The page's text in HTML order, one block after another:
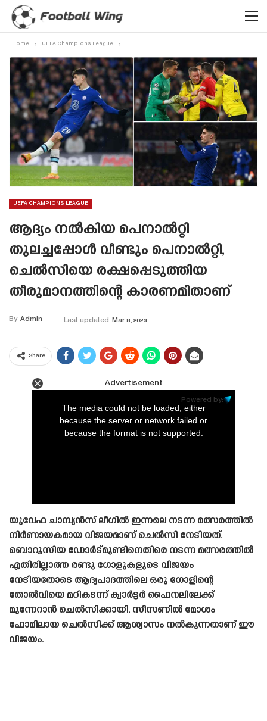
Home UEFA Champions League
UEFA CHAMPIONS LEAGUE
ആദ്യം നൽകിയ പെനാൽറ്റി
തുലച്ചപ്പോൾ വീണ്ടും പെനാൽറ്റി,
ചെൽസിയെ രക്ഷപ്പെടുത്തിയ
തീരുമാനത്തിന്റെ കാരണമിതാണ്
By Admin Last updated Mar 8, 2023
Share
Advertisement
Powered by:
The media could not be loaded, either
because the server or network failed or
because the format is not supported.
യുവേഫ ചാമ്പ്യൻസ് ലീഗിൽ ഇന്നലെ നടന്ന മത്സരത്തിൽ
നിർണായകമായ വിജയമാണ് ചെൽസി നേടിയത്.
ബൊറൂസിയ ഡോർട്മുണ്ടിനെതിരെ നടന്ന മത്സരത്തിൽ
എതിരില്ലാത്ത രണ്ടു ഗോളുകളുടെ വിജയം
നേടിയതോടെ ആദ്യപാദത്തിലെ ഒരു ഗോളിന്റെ
തോൽവിയെ മറികടന്ന് ക്വാർട്ടർ ഫൈനലിലേക്ക്
മുന്നേറാൻ ചെൽസിക്കായി. സീസണിൽ മോശം
ഫോമിലായ ചെൽസിക്ക് ആശ്വാസം നൽകുന്നതാണ് ഈ
വിജയം.